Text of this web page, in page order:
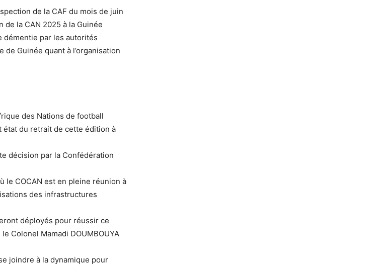
de la CAF du mois de juin
de la CAN 2025 à la Guinée
démentie par les autorités
Guinée quant à l’organisation
des Nations de football
état du retrait de cette édition à
décision par la Confédération
le COCAN est en pleine réunion à
des infrastructures
déployés pour réussir ce
Colonel Mamadi DOUMBOUYA
joindre à la dynamique pour